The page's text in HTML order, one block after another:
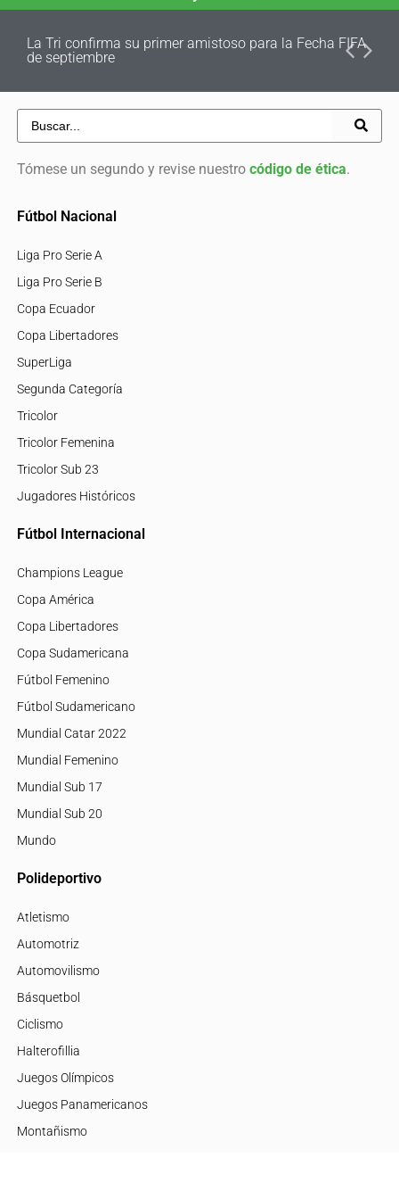
La Tri confirma su primer amistoso para la Fecha FIFA
de septiembre
Tómese un segundo y revise nuestro código de ética.
Fútbol Nacional
Liga Pro Serie A
Liga Pro Serie B
Copa Ecuador
Copa Libertadores
SuperLiga
Segunda Categoría
Tricolor
Tricolor Femenina
Tricolor Sub 23
Jugadores Históricos
Fútbol Internacional
Champions League
Copa América
Copa Libertadores
Copa Sudamericana
Fútbol Femenino
Fútbol Sudamericano
Mundial Catar 2022
Mundial Femenino
Mundial Sub 17
Mundial Sub 20
Mundo
Polideportivo
Atletismo
Automotriz
Automovilismo
Básquetbol
Ciclismo
Halterofillia
Juegos Olímpicos
Juegos Panamericanos
Montañismo